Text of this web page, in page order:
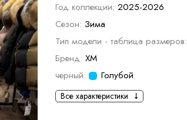
Год коллекции: 2025-2026
Сезон: Зима
Тип модели - таблица размеров:
Бренд: XM
черный:
Голубой
Все характеристики